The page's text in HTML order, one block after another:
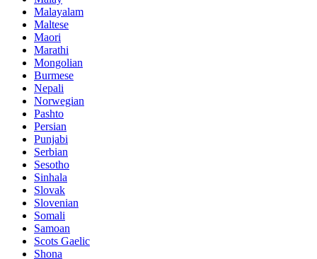
Malayalam
Maltese
Maori
Marathi
Mongolian
Burmese
Nepali
Norwegian
Pashto
Persian
Punjabi
Serbian
Sesotho
Sinhala
Slovak
Slovenian
Somali
Samoan
Scots Gaelic
Shona